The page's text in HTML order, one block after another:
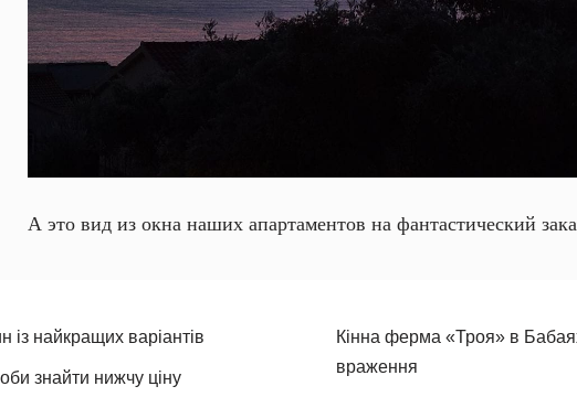
А это вид из окна наших апартаментов на фантастический
із найкращих варіантів
знайти нижчу ціну
Кінна ферма «Троя» в
враження